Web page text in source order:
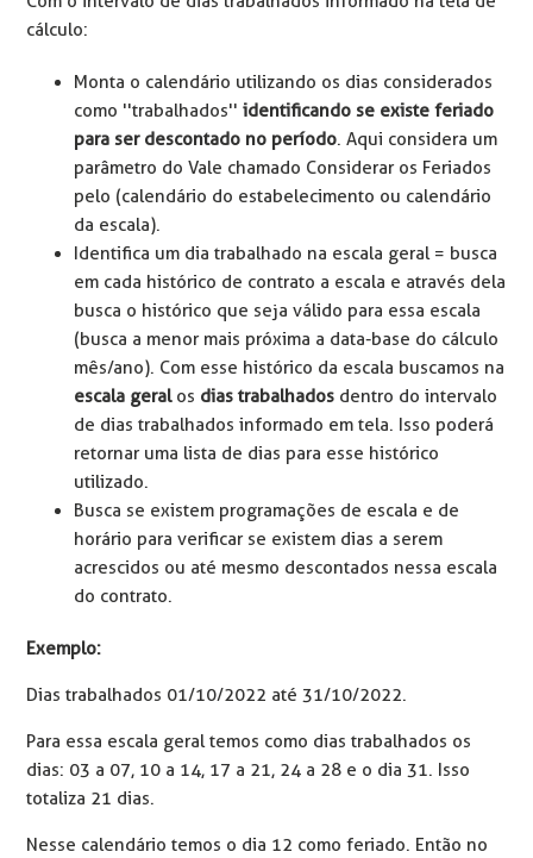
cálculo:
Monta o calendário utilizando os dias considerados
como ''trabalhados''identificando se existe feriado
para ser descontado no período. Aqui considera um
parâmetro do Vale chamado Considerar os Feriados
pelo (calendário do estabelecimento ou calendário
da escala).
Identifica um dia trabalhado na escala geral = busca
em cada histórico de contrato a escala e através dela
busca o histórico que seja válido para essa escala
(busca a menor mais próxima a data-base do cálculo
mês/ano). Com esse histórico da escala buscamos na
escala geralos dias trabalhados dentro do intervalo
de dias trabalhados informado em tela. Isso poderá
retornar uma lista de dias para esse histórico
utilizado.
Busca se existem programações de escala e de
horário para verificar se existem dias a serem
acrescidos ou até mesmo descontados nessa escala
do contrato.
Exemplo:
Dias trabalhados 01/10/2022 até 31/10/2022.
Para essa escala geral temos como dias trabalhados os
dias: 03 a 07, 10 a 14, 17 a 21, 24 a 28 e o dia 31. Isso
totaliza 21 dias.
Nesse calendário temos o dia 12 como feriado. Então no